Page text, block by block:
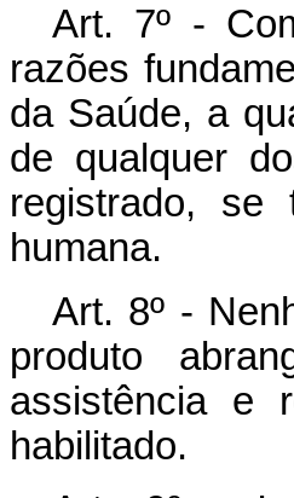
Art. 7º -
razões
da Saúde, a
de qualquer
registrado,
humana.
Art. 8º -
produto
assistência e
habilitado.